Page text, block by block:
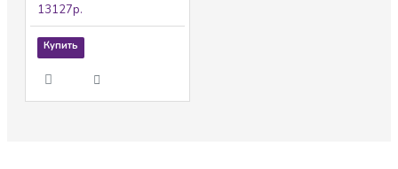
13127р.
Купить